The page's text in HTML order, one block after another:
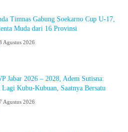
Timnas Gabung Soekarno Cup U-17,
Muda dari 16 Provinsi
Agustus 2026
Jabar 2026 – 2028, Adem Sutisna:
Kubu-Kubuan, Saatnya Bersatu
Agustus 2026